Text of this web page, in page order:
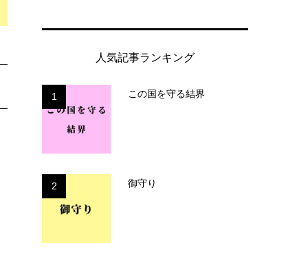
人気記事ランキング
1 この国を守る結界
2 御守り